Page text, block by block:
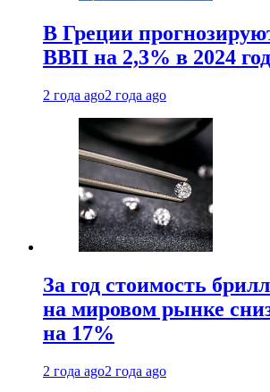
В Греции
ВВП на 2,3% в 2024
2 года ago2 года ago
За год стоимость
на мировом рынке
на 17%
2 года ago2 года ago